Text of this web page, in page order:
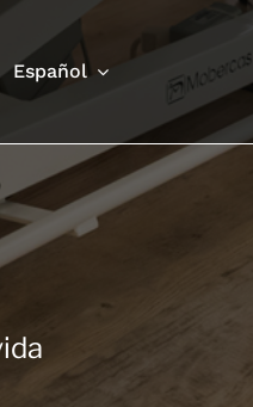
Español